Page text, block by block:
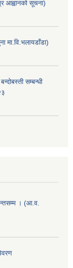
आह्वानको सूचना)
मा.वि.भलायडाँडा)
सम्बन्धी
। (आ.व.